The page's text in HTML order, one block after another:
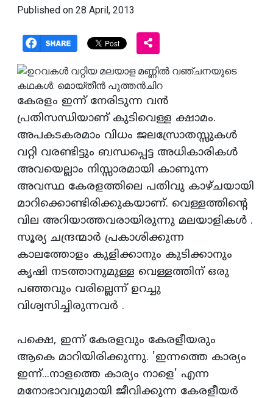
Published on 28 April, 2013
കേരളം ഇന്ന്‌ നേരിടുന്ന വന്‍
പ്രതിസന്ധിയാണ്‌ കുടിവെള്ള ക്ഷാമം.
അപകടകരമാം വിധം ജലസ്രോതസ്സുകള്‍
വറ്റി വരണ്ടിട്ടും ബന്ധപ്പെട്ട അധികാരികള്‍
അവയെല്ലാം നിസ്സാരമായി കാണുന്ന
അവസ്ഥ കേരളത്തിലെ പതിവു കാഴ്‌ചയായി
മാറിക്കൊണ്ടിരിക്കുകയാണ്‌. വെള്ളത്തിന്‍റെ
വില അറിയാത്തവരായിരുന്നു മലയാളികള്‍ .
സൂര്യ ചന്ദ്രന്മാര്‍ പ്രകാശിക്കുന്ന
കാലത്തോളം കുളിക്കാനും കുടിക്കാനും
കൃഷി നടത്താനുമുള്ള വെള്ളത്തിന്‌ ഒരു
പഞ്ഞവും വരില്ലെന്ന്‌ ഉറച്ചു
വിശ്വസിച്ചിരുന്നവര്‍ .
പക്ഷെ, ഇന്ന്‌ കേരളവും കേരളീയരും
ആകെ മാറിയിരിക്കുന്നു. 'ഇന്നത്തെ കാര്യം
ഇന്ന്‌...നാളത്തെ കാര്യം നാളെ' എന്ന
മനോഭാവവുമായി ജീവിക്കുന്ന കേരളീയര്‍